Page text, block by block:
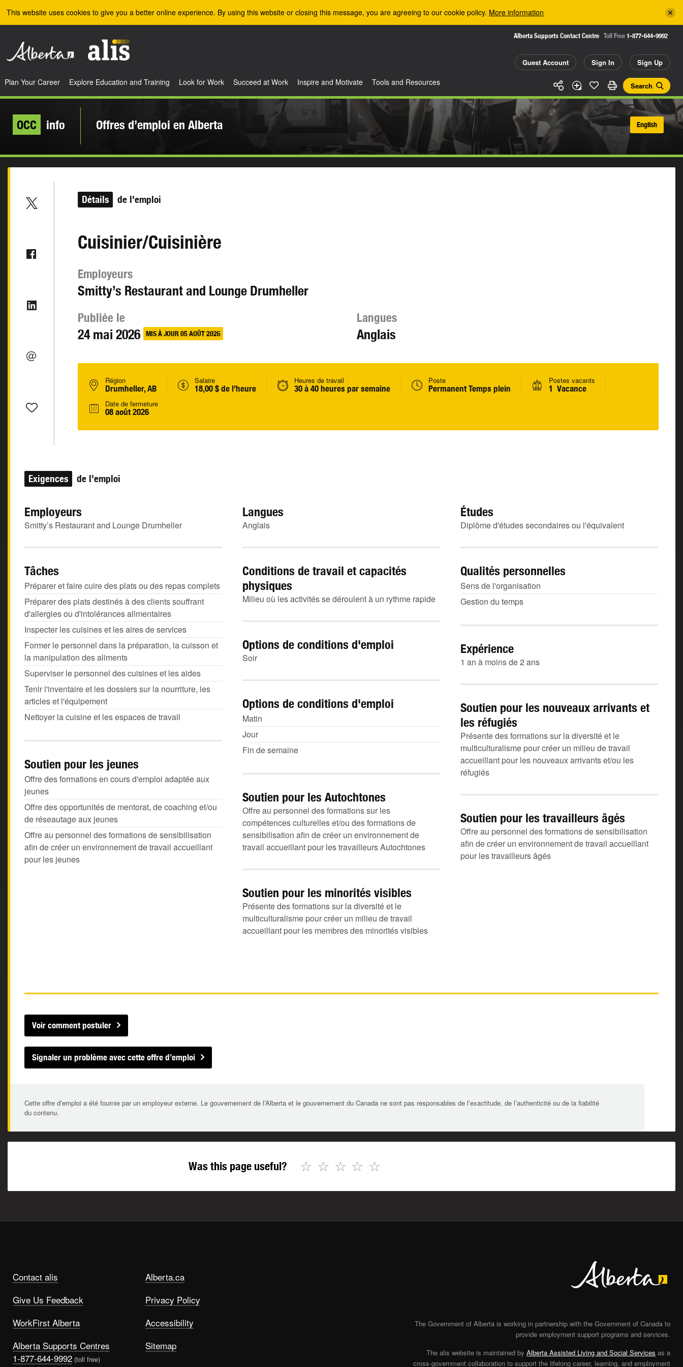
This website uses cookies to give you a better online experience. By using this website or closing this message, you are agreeing to our cookie policy. More information
Alberta Supports Contact Centre Toll Free 1-877-644-9992
Guest Account Sign In Sign Up
Search
Plan Your Career Explore Education and Training Look for Work Succeed at Work Inspire and Motivate Tools and Resources
OCC info Offres d’emploi en Alberta English
Détails de l'emploi
Cuisinier/Cuisinière
Employeurs
Smitty’s Restaurant and Lounge Drumheller
Publiée le
24 mai 2026 MIS À JOUR 05 AOÛT 2026
Langues
Anglais
Région
Drumheller, AB
Salaire
18,00 $ de l'heure
Heures de travail
30 à 40 heures par semaine
Poste
Permanent Temps plein
Postes vacants
1 Vacance
Date de fermeture
08 août 2026
Exigences de l'emploi
Employeurs
Smitty’s Restaurant and Lounge Drumheller
Langues
Anglais
Études
Diplôme d'études secondaires ou l'équivalent
Tâches
Préparer et faire cuire des plats ou des repas complets
Préparer des plats destinés à des clients souffrant
d'allergies ou d'intolérances alimentaires
Inspecter les cuisines et les aires de services
Former le personnel dans la préparation, la cuisson et
la manipulation des aliments
Superviser le personnel des cuisines et les aides
Tenir l'inventaire et les dossiers sur la nourriture, les
articles et l'équipement
Nettoyer la cuisine et les espaces de travail
Conditions de travail et capacités
physiques
Milieu où les activités se déroulent à un rythme rapide
Qualités personnelles
Sens de l'organisation
Gestion du temps
Options de conditions d'emploi
Soir
Expérience
1 an à moins de 2 ans
Options de conditions d'emploi
Matin
Jour
Fin de semaine
Soutien pour les nouveaux arrivants et
les réfugiés
Présente des formations sur la diversité et le
multiculturalisme pour créer un milieu de travail
accueillant pour les nouveaux arrivants et/ou les
réfugiés
Soutien pour les jeunes
Offre des formations en cours d'emploi adaptée aux
jeunes
Offre des opportunités de mentorat, de coaching et/ou
de réseautage aux jeunes
Offre au personnel des formations de sensibilisation
afin de créer un environnement de travail accueillant
pour les jeunes
Soutien pour les Autochtones
Offre au personnel des formations sur les
compétences culturelles et/ou des formations de
sensibilisation afin de créer un environnement de
travail accueillant pour les travailleurs Autochtones
Soutien pour les travailleurs âgés
Offre au personnel des formations de sensibilisation
afin de créer un environnement de travail accueillant
pour les travailleurs âgés
Soutien pour les minorités visibles
Présente des formations sur la diversité et le
multiculturalisme pour créer un milieu de travail
accueillant pour les membres des minorités visibles
Voir comment postuler
Signaler un problème avec cette offre d’emploi
Cette offre d’emploi a été fournie par un employeur externe. Le gouvernement de l’Alberta et le gouvernement du Canada ne sont pas responsables de l’exactitude, de l’authenticité ou de la fiabilité
du contenu.
Was this page useful? ☆
☆
☆
☆
☆
Contact alis
Give Us Feedback
WorkFirst Alberta
Alberta Supports Centres
1-877-644-9992 (toll free)
Alberta.ca
Privacy Policy
Accessibility
Sitemap
The Government of Alberta is working in partnership with the Government of Canada to
provide employment support programs and services.
The alis website is maintained by Alberta Assisted Living and Social Services as a
cross-government collaboration to support the lifelong career, learning, and employment